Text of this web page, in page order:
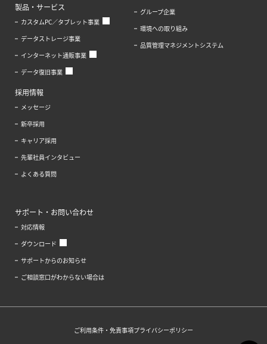
製品・サービス
カスタムPC／タブレット事業
データストレージ事業
インターネット通販事業
データ復旧事業
グループ企業
環境への取り組み
品質管理マネジメントシステム
採用情報
メッセージ
新卒採用
キャリア採用
先輩社員インタビュー
よくある質問
サポート・お問い合わせ
対応情報
ダウンロード
サポートからのお知らせ
ご相談窓口がわからない場合は
ご利用条件・免責事項プライバシーポリシー